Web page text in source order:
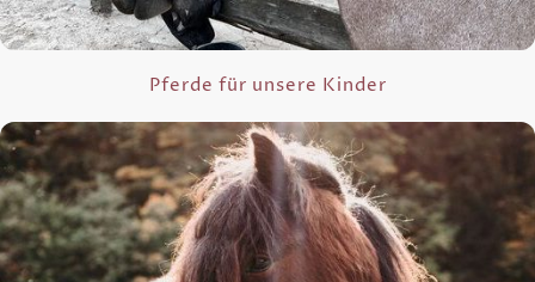
Pferde für unsere Kinder